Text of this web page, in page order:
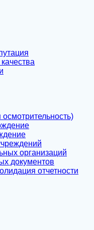
организаций
документов
отчетности